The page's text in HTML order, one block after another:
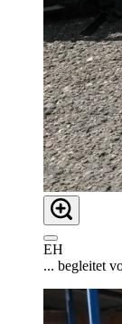
EH
... begleitet